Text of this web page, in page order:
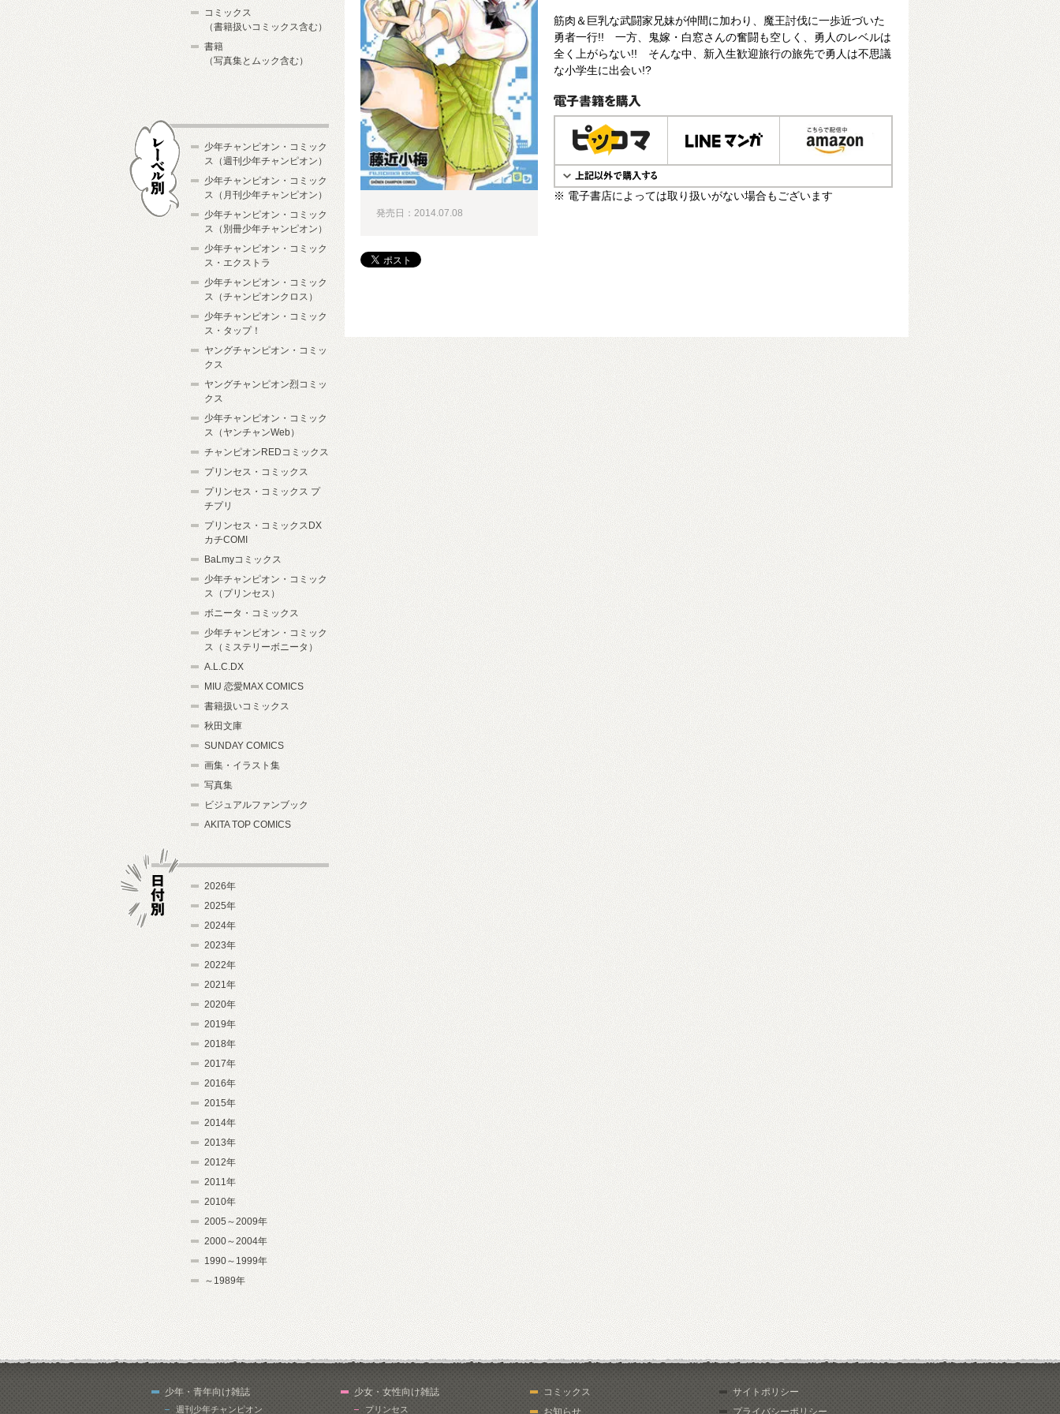
筋肉＆巨乳な武闘家兄妹が仲間に加わり、魔王討伐に一歩近づいた
勇者一行!! 一方、鬼嫁・白窓さんの奮闘も空しく、勇人のレベルは
全く上がらない!! そんな中、新入生歓迎旅行の旅先で勇人は不思議
な小学生に出会い!?
電子書籍で購入
※ 電子書店によっては取り扱いがない場合もございます
発売日：2014.07.08
コミックス
（書籍扱いコミックス含む）
書籍
（写真集とムック含む）
少年チャンピオン・コミック
ス（週刊少年チャンピオン）
少年チャンピオン・コミック
ス（月刊少年チャンピオン）
少年チャンピオン・コミック
ス（別冊少年チャンピオン）
少年チャンピオン・コミック
ス・エクストラ
少年チャンピオン・コミック
ス（チャンピオンクロス）
少年チャンピオン・コミック
ス・タップ！
ヤングチャンピオン・コミッ
クス
ヤングチャンピオン烈コミッ
クス
少年チャンピオン・コミック
ス（ヤンチャンWeb）
チャンピオンREDコミックス
プリンセス・コミックス
プリンセス・コミックス プ
チプリ
プリンセス・コミックスDX
カチCOMI
BaLmyコミックス
少年チャンピオン・コミック
ス（プリンセス）
ボニータ・コミックス
少年チャンピオン・コミック
ス（ミステリーボニータ）
A.L.C.DX
MIU 恋愛MAX COMICS
書籍扱いコミックス
秋田文庫
SUNDAY COMICS
画集・イラスト集
写真集
ビジュアルファンブック
AKITA TOP COMICS
2026年
2025年
2024年
2023年
2022年
2021年
2020年
2019年
2018年
2017年
2016年
2015年
2014年
2013年
2012年
2011年
2010年
2005～2009年
2000～2004年
1990～1999年
～1989年
少年・青年向け雑誌
週刊少年チャンピオン
少女・女性向け雑誌
プリンセス
コミックス
お知らせ
サイトポリシー
プライバシーポリシー